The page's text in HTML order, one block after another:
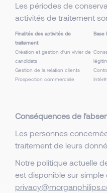
Les périodes de
activités de traitement
Finalités des activités de
traitement
Base
Création et gestion d’un vivier de
candidats
Gestion de la relation clients
Prospection commerciale
Conséquences de
Les personnes
traitement de leurs
Notre politique actuelle
est disponible sur